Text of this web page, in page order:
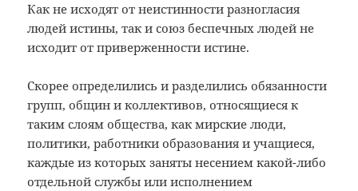
Как не исходят от неистинности разногласия
людей истины, так и союз беспечных людей не
исходит от приверженности истине.
Скорее определились и разделились обязанности
групп, общин и коллективов, относящиеся к
таким слоям общества, как мирские люди,
политики, работники образования и учащиеся,
каждые из которых заняты несением какой-либо
отдельной службы или исполнением